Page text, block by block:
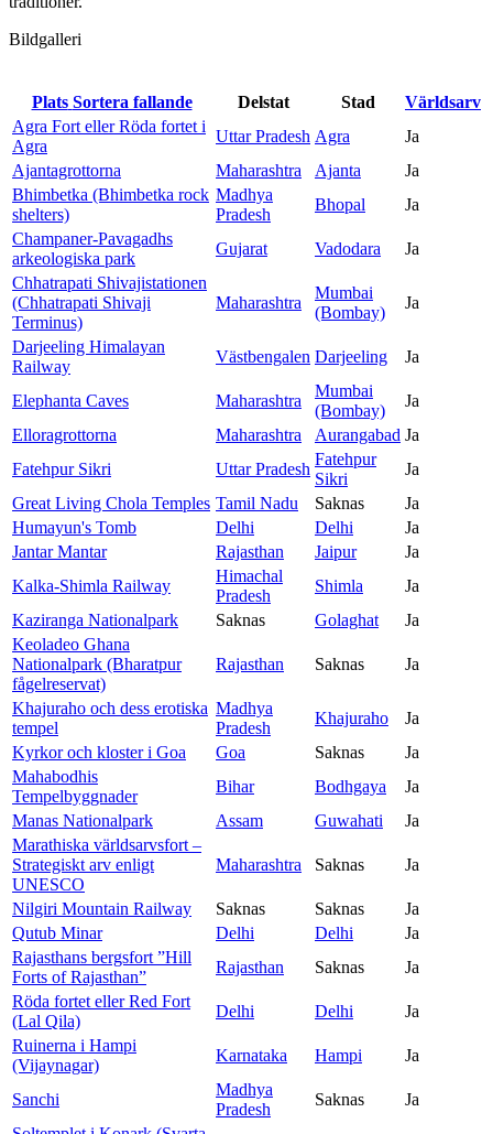
Bildgalleri
Plats Sortera fallande Delstat Stad
Världsarv
Agra Fort eller Röda fortet i
Agra
Uttar Pradesh Agra
Ja
Ajantagrottorna
Maharashtra Ajanta
Ja
Bhimbetka (Bhimbetka rock
shelters)
Madhya
Pradesh
Bhopal
Ja
Champaner-Pavagadhs
arkeologiska park
Gujarat Vadodara
Ja
Chhatrapati Shivajistationen
(Chhatrapati Shivaji
Terminus)
Maharashtra
Mumbai
(Bombay)
Ja
Darjeeling Himalayan
Railway
Västbengalen Darjeeling Ja
Elephanta Caves Maharashtra
Mumbai
(Bombay)
Ja
Elloragrottorna
Maharashtra Aurangabad Ja
Fatehpur Sikri
Uttar Pradesh
Fatehpur
Sikri
Ja
Great Living Chola Temples Tamil Nadu Saknas
Ja
Humayun's Tomb
Delhi Delhi
Ja
Jantar Mantar
Rajasthan Jaipur
Ja
Kalka-Shimla Railway
Himachal
Pradesh
Shimla
Ja
Kaziranga Nationalpark
Saknas Golaghat
Ja
Keoladeo Ghana
Nationalpark (Bharatpur
fågelreservat)
Rajasthan Saknas Ja
Khajuraho och dess erotiska
tempel
Madhya
Pradesh
Khajuraho
Ja
Kyrkor och kloster i Goa
Goa Saknas
Ja
Mahabodhis
Tempelbyggnader
Bihar Bodhgaya
Ja
Manas Nationalpark
Assam Guwahati
Ja
Marathiska världsarvsfort –
Strategiskt arv enligt
UNESCO
Maharashtra Saknas Ja
Nilgiri Mountain Railway Saknas Saknas
Ja
Qutub Minar
Delhi Delhi
Ja
Rajasthans bergsfort ”Hill
Forts of Rajasthan”
Rajasthan Saknas
Ja
Röda fortet eller Red Fort
(Lal Qila)
Delhi Delhi
Ja
Ruinerna i Hampi
(Vijaynagar)
Karnataka Hampi Ja
Sanchi
Madhya
Pradesh
Saknas
Ja